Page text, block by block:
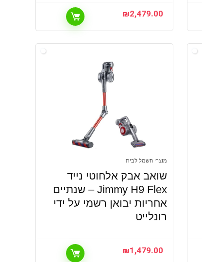
₪2,479.00
מוצרי חשמל לבית
שואב אבק אלחוטי נייד
Jimmy H9 Flex – שנתיים
אחריות יבואן רשמי על ידי
רונלייט
₪1,479.00